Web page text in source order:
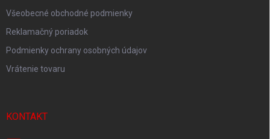
Všeobecné obchodné podmienky
Reklamačný poriadok
Podmienky ochrany osobných údajov
Vrátenie tovaru
KONTAKT